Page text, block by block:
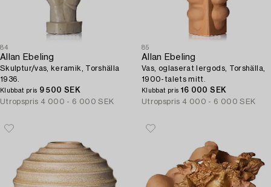
84
Allan Ebeling
Skulptur/vas, keramik, Torshälla
1936.
Klubbat pris 9 500 SEK
Utropspris 4 000 - 6 000 SEK
85
Allan Ebeling
Vas, oglaserat lergods, Torshälla,
1900-talets mitt.
Klubbat pris 16 000 SEK
Utropspris 4 000 - 6 000 SEK